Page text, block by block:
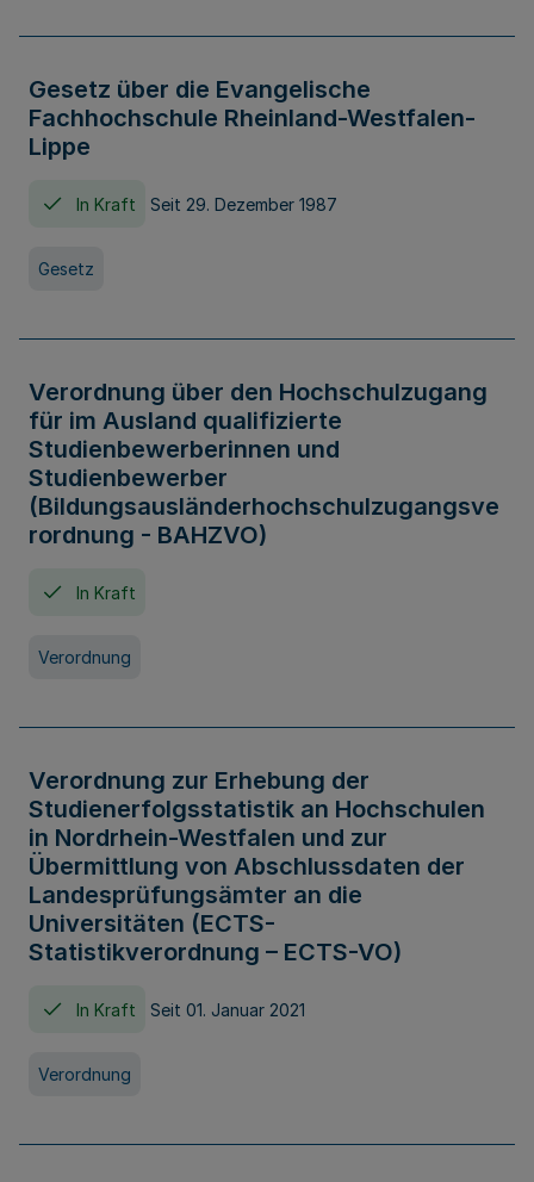
Gesetz über die Evangelische
Fachhochschule Rheinland-Westfalen-
Lippe
In Kraft Seit 29. Dezember 1987
Gesetz
Verordnung über den Hochschulzugang
für im Ausland qualifizierte
Studienbewerberinnen und
Studienbewerber
(Bildungsausländerhochschulzugangsve
rordnung - BAHZVO)
In Kraft
Verordnung
Verordnung zur Erhebung der
Studienerfolgsstatistik an Hochschulen
in Nordrhein-Westfalen und zur
Übermittlung von Abschlussdaten der
Landesprüfungsämter an die
Universitäten (ECTS-
Statistikverordnung – ECTS-VO)
In Kraft Seit 01. Januar 2021
Verordnung